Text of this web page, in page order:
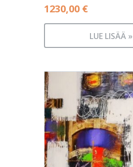
1230,00 €
LUE LISÄÄ »